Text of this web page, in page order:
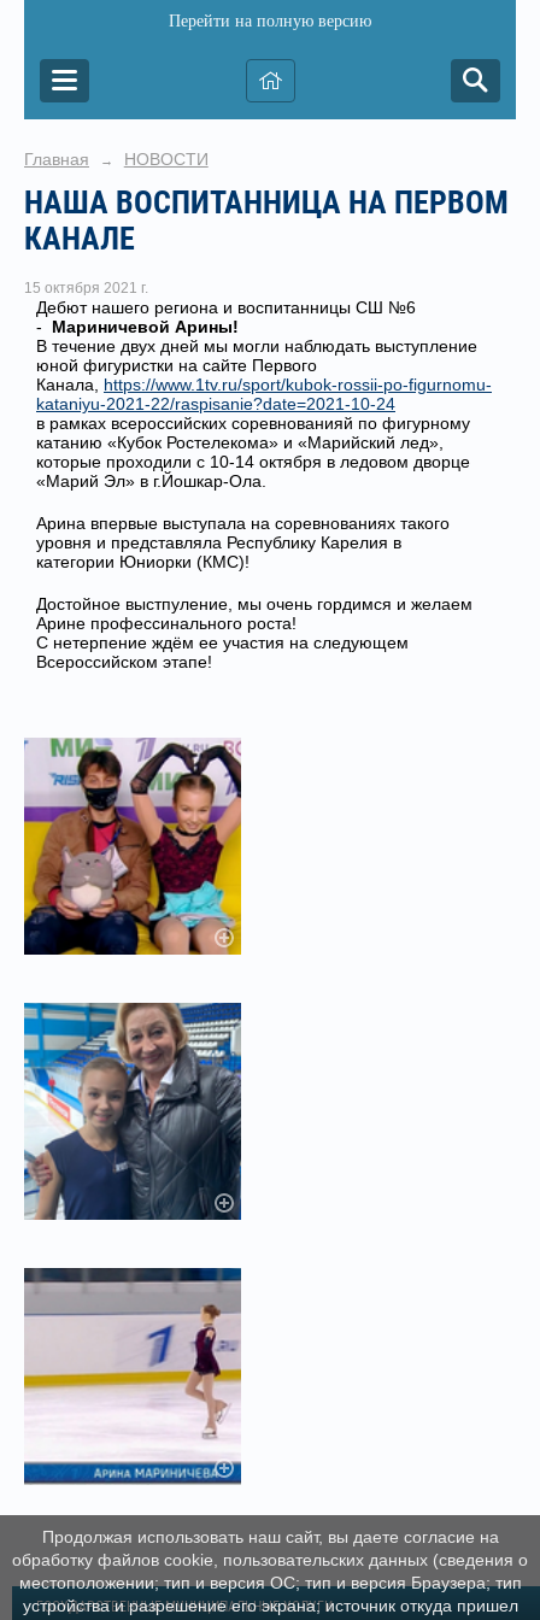
Перейти на полную версию
Главная → НОВОСТИ
НАША ВОСПИТАННИЦА НА ПЕРВОМ
КАНАЛЕ
15 октября 2021 г.
Дебют нашего региона и воспитанницы СШ №6
- Мариничевой Арины!
В течение двух дней мы могли наблюдать выступление
юной фигуристки на сайте Первого
Канала, https://www.1tv.ru/sport/kubok-rossii-po-figurnomu-
kataniyu-2021-22/raspisanie?date=2021-10-24
в рамках всероссийских соревнованияй по фигурному
катанию «Кубок Ростелекома» и «Марийский лед»,
которые проходили с 10-14 октября в ледовом дворце
«Марий Эл» в г.Йошкар-Ола.
Арина впервые выступала на соревнованиях такого
уровня и представляла Республику Карелия в
категории Юниорки (КМС)!
Достойное выстпуление, мы очень гордимся и желаем
Арине профессинального роста!
С нетерпение ждём ее участия на следующем
Всероссийском этапе!
ГОСУДАРСТВЕННЫЕ МУНИЦИПАЛЬНЫЕ УСЛУГИ
Продолжая использовать наш сайт, вы даете согласие на
обработку файлов cookie, пользовательских данных (сведения о
местоположении; тип и версия ОС; тип и версия Браузера; тип
устройства и разрешение его экрана; источник откуда пришел